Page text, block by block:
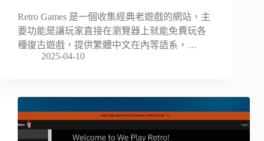
Retro Games 是一個收集經典老遊戲的網站，主
要功能是讓玩家直接在瀏覽器上就能免費玩各
種復古遊戲，提供繁體中文在內等語系，…
2025-04-10